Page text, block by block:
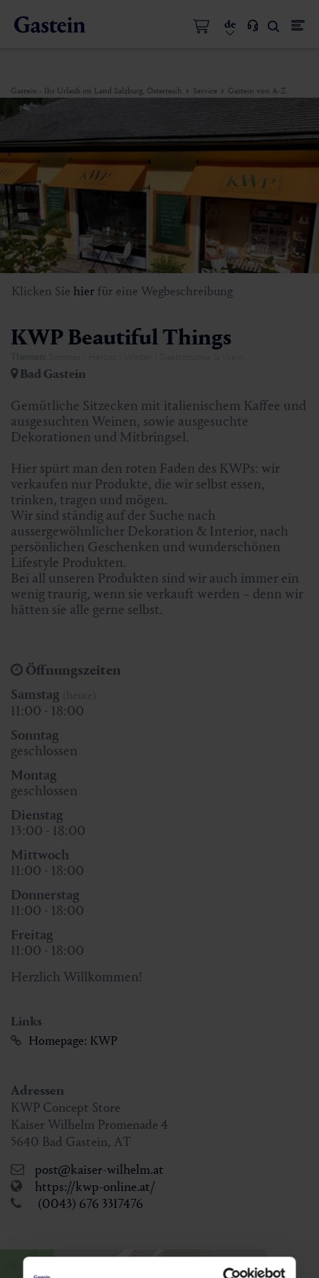
de
Gastein - Ihr Urlaub im Land Salzburg, Österreich Service Gastein von A-Z
Klicken Sie hier für eine Wegbeschreibung
KWP Beautiful Things
Bad Gastein
Gemütliche Sitzecken mit italienischem Kaffee und
ausgesuchten Weinen, sowie ausgesuchte
Dekorationen und Mitbringsel.
Hier spürt man den roten Faden des KWPs: wir
verkaufen nur Produkte, die wir selbst essen,
trinken, tragen und mögen.
Wir sind ständig auf der Suche nach
aussergewöhnlicher Dekoration & Interior, nach
persönlichen Geschenken und wunderschönen
Lifestyle Produkten.
Bei all unseren Produkten sind wir auch immer ein
wenig traurig, wenn sie verkauft werden – denn wir
hätten sie alle gerne selbst.
Öffnungszeiten
Samstag
11:00 - 18:00
Sonntag
geschlossen
Montag
geschlossen
Dienstag
13:00 - 18:00
Mittwoch
11:00 - 18:00
Donnerstag
11:00 - 18:00
Freitag
11:00 - 18:00
Herzlich Willkommen!
Links
Homepage: KWP
Adressen
KWP Concept Store
Kaiser Wilhelm Promenade 4
5640 Bad Gastein, AT
post@kaiser-wilhelm.at
https://kwp-online.at/
(0043) 676 3317476